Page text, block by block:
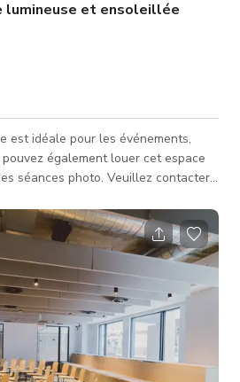
lumineuse et ensoleillée
est idéale pour les événements,
également louer cet espace
photo. Veuillez contacter